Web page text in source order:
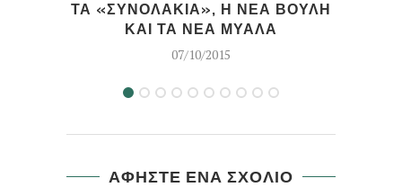
ΤΑ «ΣΥΝΟΛΑΚΙΑ», Η ΝΕΑ ΒΟΥΛΗ
ΚΑΙ ΤΑ ΝΕΑ ΜΥΑΛΑ
07/10/2015
ΑΦΗΣΤΕ ΕΝΑ ΣΧΟΛΙΟ